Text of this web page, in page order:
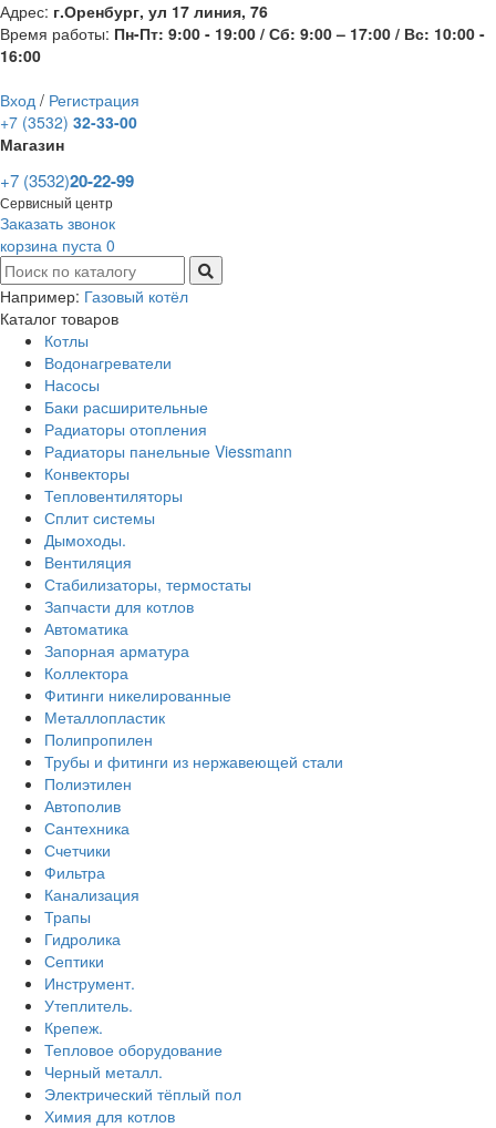
Адрес: г.Оренбург, ул 17 линия, 76
Время работы: Пн-Пт: 9:00 - 19:00 / Сб: 9:00 – 17:00 / Вс: 10:00 -
16:00
Вход / Регистрация
+7 (3532) 32-33-00
Магазин
+7 (3532)20-22-99
Сервисный центр
Заказать звонок
корзина пуста 0
Например: Газовый котёл
Каталог товаров
Котлы
Водонагреватели
Насосы
Баки расширительные
Радиаторы отопления
Радиаторы панельные Viessmann
Конвекторы
Тепловентиляторы
Сплит системы
Дымоходы.
Вентиляция
Стабилизаторы, термостаты
Запчасти для котлов
Автоматика
Запорная арматура
Коллектора
Фитинги никелированные
Металлопластик
Полипропилен
Трубы и фитинги из нержавеющей стали
Полиэтилен
Автополив
Сантехника
Счетчики
Фильтра
Канализация
Трапы
Гидролика
Септики
Инструмент.
Утеплитель.
Крепеж.
Тепловое оборудование
Черный металл.
Электрический тёплый пол
Химия для котлов